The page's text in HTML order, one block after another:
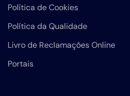
Política de Cookies
Política da Qualidade
Livro de Reclamações Online
Portais